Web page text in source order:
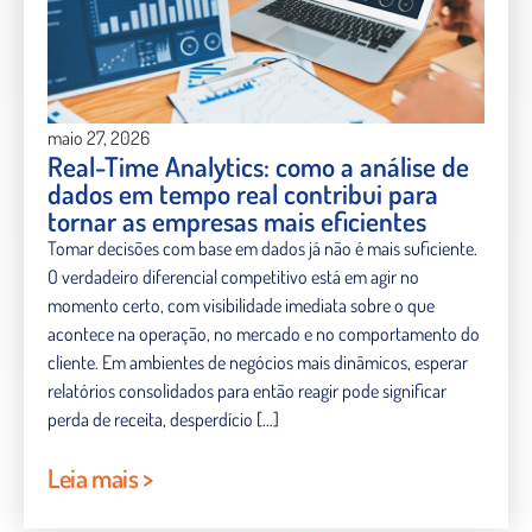
maio 27, 2026
Real-Time Analytics: como a análise de
dados em tempo real contribui para
tornar as empresas mais eficientes
Tomar decisões com base em dados já não é mais suficiente.
O verdadeiro diferencial competitivo está em agir no
momento certo, com visibilidade imediata sobre o que
acontece na operação, no mercado e no comportamento do
cliente. Em ambientes de negócios mais dinâmicos, esperar
relatórios consolidados para então reagir pode significar
perda de receita, desperdício […]
Leia mais >